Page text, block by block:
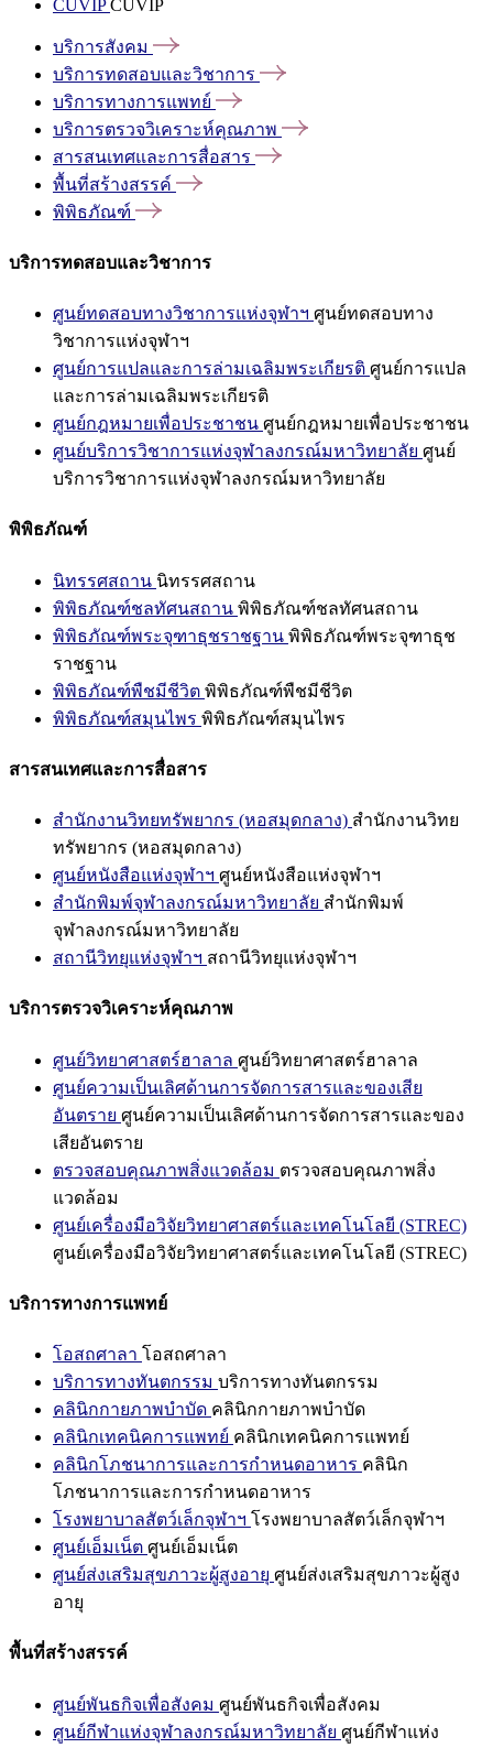
CUVIPCUVIP
บริการสังคม
บริการทดสอบและวิชาการ
บริการทางการแพทย์
บริการตรวจวิเคราะห์คุณภาพ
สารสนเทศและการสื่อสาร
พื้นที่สร้างสรรค์
พิพิธภัณฑ์
บริการทดสอบและวิชาการ
ศูนย์ทดสอบทางวิชาการแห่งจุฬาฯ ศูนย์ทดสอบทาง
วิชาการแห่งจุฬาฯ
ศูนย์การแปลและการล่ามเฉลิมพระเกียรติ ศูนย์การแปล
และการล่ามเฉลิมพระเกียรติ
ศูนย์กฎหมายเพื่อประชาชน ศูนย์กฎหมายเพื่อประชาชน
ศูนย์บริการวิชาการแห่งจุฬาลงกรณ์มหาวิทยาลัย ศูนย์
บริการวิชาการแห่งจุฬาลงกรณ์มหาวิทยาลัย
พิพิธภัณฑ์
นิทรรศสถาน นิทรรศสถาน
พิพิธภัณฑ์ชลทัศนสถาน พิพิธภัณฑ์ชลทัศนสถาน
พิพิธภัณฑ์พระจุฑาธุชราชฐาน พิพิธภัณฑ์พระจุฑาธุช
ราชฐาน
พิพิธภัณฑ์พืชมีชีวิต พิพิธภัณฑ์พืชมีชีวิต
พิพิธภัณฑ์สมุนไพร พิพิธภัณฑ์สมุนไพร
สารสนเทศและการสื่อสาร
สำนักงานวิทยทรัพยากร (หอสมุดกลาง) สำนักงานวิทย
ทรัพยากร (หอสมุดกลาง)
ศูนย์หนังสือแห่งจุฬาฯ ศูนย์หนังสือแห่งจุฬาฯ
สำนักพิมพ์จุฬาลงกรณ์มหาวิทยาลัย สำนักพิมพ์
จุฬาลงกรณ์มหาวิทยาลัย
สถานีวิทยุแห่งจุฬาฯ สถานีวิทยุแห่งจุฬาฯ
บริการตรวจวิเคราะห์คุณภาพ
ศูนย์วิทยาศาสตร์ฮาลาล ศูนย์วิทยาศาสตร์ฮาลาล
ศูนย์ความเป็นเลิศด้านการจัดการสารและของเสีย
อันตราย ศูนย์ความเป็นเลิศด้านการจัดการสารและของ
เสียอันตราย
ตรวจสอบคุณภาพสิ่งแวดล้อม ตรวจสอบคุณภาพสิ่ง
แวดล้อม
ศูนย์เครื่องมือวิจัยวิทยาศาสตร์และเทคโนโลยี (STREC)
ศูนย์เครื่องมือวิจัยวิทยาศาสตร์และเทคโนโลยี (STREC)
บริการทางการแพทย์
โอสถศาลา โอสถศาลา
บริการทางทันตกรรม บริการทางทันตกรรม
คลินิกกายภาพบำบัด คลินิกกายภาพบำบัด
คลินิกเทคนิคการแพทย์ คลินิกเทคนิคการแพทย์
คลินิกโภชนาการและการกำหนดอาหาร คลินิก
โภชนาการและการกำหนดอาหาร
โรงพยาบาลสัตว์เล็กจุฬาฯ โรงพยาบาลสัตว์เล็กจุฬาฯ
ศูนย์เอ็มเน็ต ศูนย์เอ็มเน็ต
ศูนย์ส่งเสริมสุขภาวะผู้สูงอายุ ศูนย์ส่งเสริมสุขภาวะผู้สูง
อายุ
พื้นที่สร้างสรรค์
ศูนย์พันธกิจเพื่อสังคม ศูนย์พันธกิจเพื่อสังคม
ศูนย์กีฬาแห่งจุฬาลงกรณ์มหาวิทยาลัย ศูนย์กีฬาแห่ง